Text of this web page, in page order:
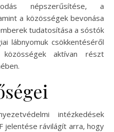
népszerűsítése, a
a közösségek bevonása
tudatosítása a sóstók
lábnyomuk csökkentéséről
aktívan részt
intézkedések
jelentése rávilágít arra, hogy